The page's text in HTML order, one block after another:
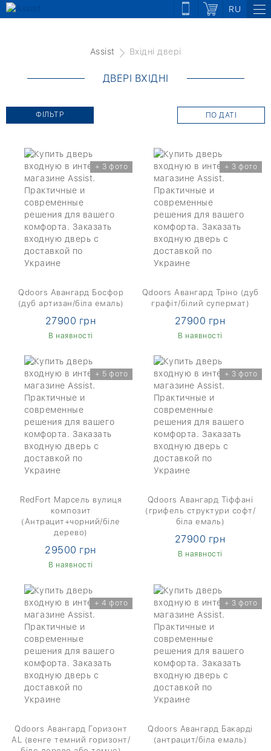
RU
Assist Вхідні двері
ДВЕРІ ВХІДНІ
ФІЛЬТР ПО ДАТІ
+ 3 фото
Qdoors Авангард Босфор
(дуб артизан/біла емаль)
27900 грн
В наявності
+ 3 фото
Qdoors Авангард Тріно (дуб
графіт/білий супермат)
27900 грн
В наявності
+ 5 фото
RedFort Марсель вулиця
композит
(Антрацит+чорний/біле
дерево)
29500 грн
В наявності
+ 3 фото
Qdoors Авангард Тіффані
(грифель структури софт/
біла емаль)
27900 грн
В наявності
+ 4 фото
Qdoors Авангард Горизонт
AL (венге темний горизонт/
+ 3 фото
Qdoors Авангард Бакарді
(антрацит/біла емаль)